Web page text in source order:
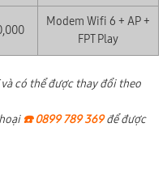
Modem Wifi 6 + AP +
FPT Play
có thể được thay đổi theo
☎️ 0899 789 369để được